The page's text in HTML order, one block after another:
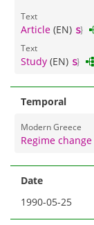
Text
Article (EN)
Text
Study (EN)
Temporal
Modern Greece
Regime change
Date
1990-05-25